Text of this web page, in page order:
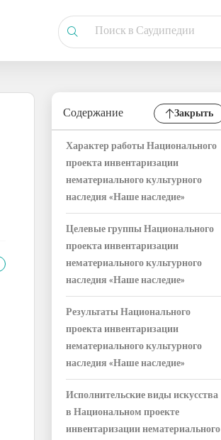
Содержание Закрыть
Характер работы Национального
проекта инвентаризации
нематериального культурного
наследия «Наше наследие»
Целевые группы Национального
проекта инвентаризации
нематериального культурного
наследия «Наше наследие»
Результаты Национального
проекта инвентаризации
нематериального культурного
наследия «Наше наследие»
Исполнительские виды искусства
в Национальном проекте
инвентаризации нематериального